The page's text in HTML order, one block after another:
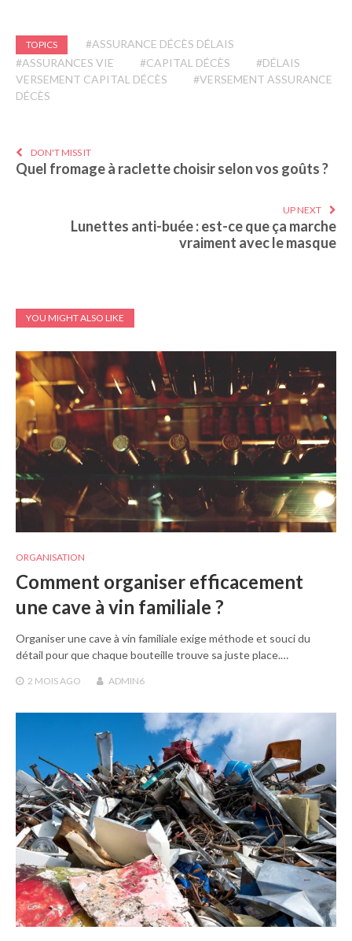
TOPICS
#ASSURANCE DÉCÈS DÉLAIS
#ASSURANCES VIE
#CAPITAL DÉCÈS
#DÉLAIS
VERSEMENT CAPITAL DÉCÈS
#VERSEMENT ASSURANCE
DÉCÈS
DON'T MISS IT
Quel fromage à raclette choisir selon vos goûts ?
UP NEXT
Lunettes anti-buée : est-ce que ça marche
vraiment avec le masque
YOU MIGHT ALSO LIKE
ORGANISATION
Comment organiser efficacement
une cave à vin familiale ?
Organiser une cave à vin familiale exige méthode et souci du
détail pour que chaque bouteille trouve sa juste place.…
2 MOIS AGO ADMIN6